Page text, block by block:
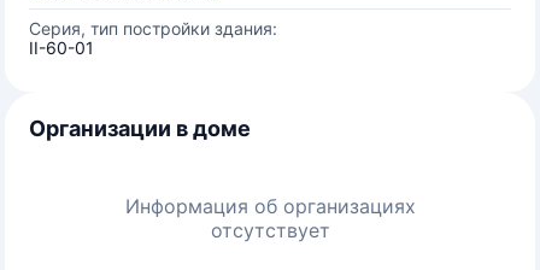
Серия, тип постройки здания:
II-60-01
Организации в доме
Информация об организациях
отсутствует